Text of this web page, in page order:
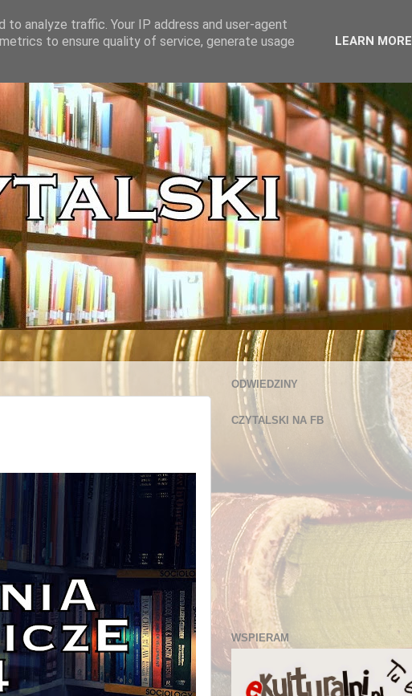
ODWIEDZINY
CZYTALSKI NA FB
WSPIERAM
analyze traffic. Your IP address and user-agent
to ensure quality of service, generate usage
LEARN MORE